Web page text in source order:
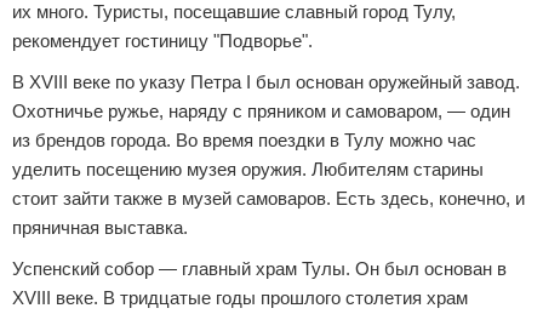
их много. Туристы, посещавшие славный город Тулу,
рекомендует гостиницу "Подворье".
В XVIII веке по указу Петра I был основан оружейный завод.
Охотничье ружье, наряду с пряником и самоваром, — один
из брендов города. Во время поездки в Тулу можно час
уделить посещению музея оружия. Любителям старины
стоит зайти также в музей самоваров. Есть здесь, конечно, и
пряничная выставка.
Успенский собор — главный храм Тулы. Он был основан в
XVIII веке. В тридцатые годы прошлого столетия храм